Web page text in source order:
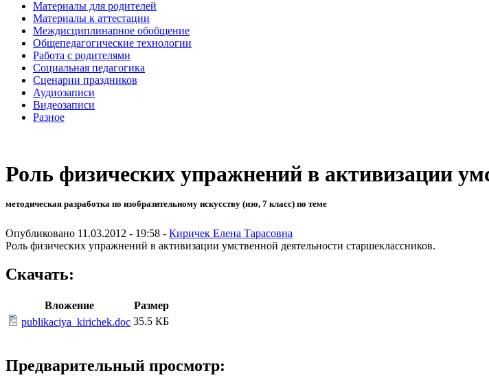
Материалы для родителей
Материалы к аттестации
Междисциплинарное обобщение
Общепедагогические технологии
Работа с родителями
Социальная педагогика
Сценарии праздников
Аудиозаписи
Видеозаписи
Разное
Роль физических упражнений в активизации
методическая разработка по изобразительному искусству (изо, 7 класс) по теме
Опубликовано 11.03.2012 - 19:58 - Киричек Елена Тарасовна
Роль физических упражнений в активизации умственной деятельности старшеклассников.
Скачать:
Вложение
Размер
publikaciya_kirichek.doc 35.5 КБ
Предварительный просмотр: